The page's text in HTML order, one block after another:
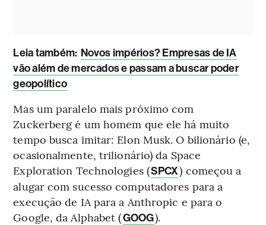
Leia também: Novos impérios? Empresas de IA
vão além de mercados e passam a buscar poder
geopolítico
Mas um paralelo mais próximo com
Zuckerberg é um homem que ele há muito
tempo busca imitar: Elon Musk. O bilionário (e,
ocasionalmente, trilionário) da Space
Exploration Technologies (SPCX) começou a
alugar com sucesso computadores para a
execução de IA para a Anthropic e para o
Google, da Alphabet (GOOG).